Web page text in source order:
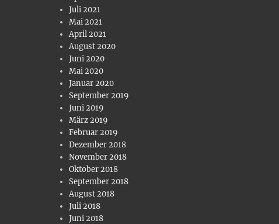
Juli 2021
Mai 2021
April 2021
August 2020
Juni 2020
Mai 2020
Januar 2020
September 2019
Juni 2019
März 2019
Februar 2019
Dezember 2018
November 2018
Oktober 2018
September 2018
August 2018
Juli 2018
Juni 2018